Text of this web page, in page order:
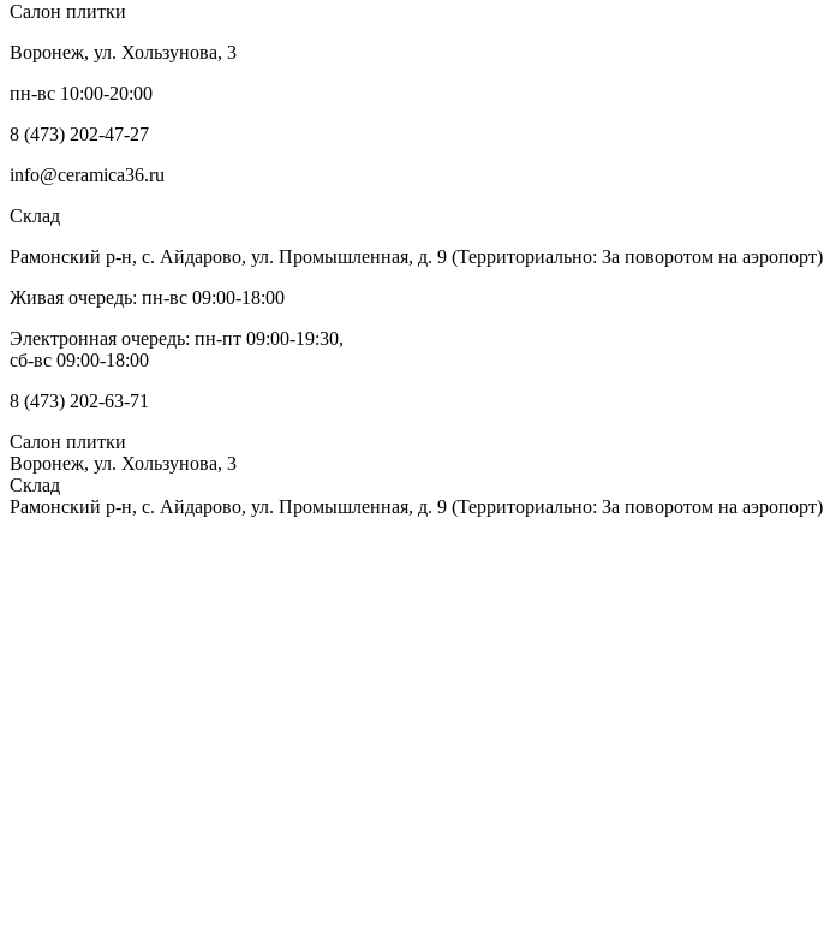
Салон плитки
Воронеж, ул. Хользунова, 3
пн-вс 10:00-20:00
8 (473) 202-47-27
info@ceramica36.ru
Склад
Рамонский р-н, с. Айдарово, ул. Промышленная, д. 9 (Территориально: За поворотом на аэропорт)
Живая очередь: пн-вс 09:00-18:00
Электронная очередь: пн-пт 09:00-19:30,
сб-вс 09:00-18:00
8 (473) 202-63-71
Салон плитки
Воронеж, ул. Хользунова, 3
Склад
Рамонский р-н, с. Айдарово, ул. Промышленная, д. 9 (Территориально: За поворотом на аэропорт)